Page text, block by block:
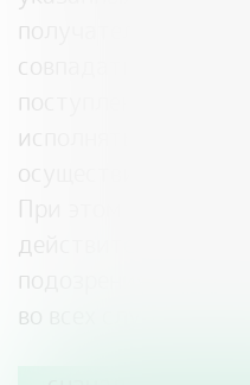
получателя/номер
совпадать с теми,
поступлении
исполнять указания
осуществить
При этом не имеет
действительно ли
подозрения на
во всех случаях